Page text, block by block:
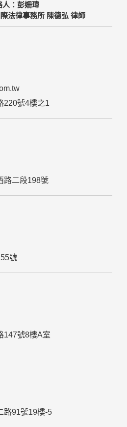
人：彭姍瑋
法律事務所 陳德弘 律師
220號4樓之1
路二段198號
號
147號8樓A室
路91號19樓-5